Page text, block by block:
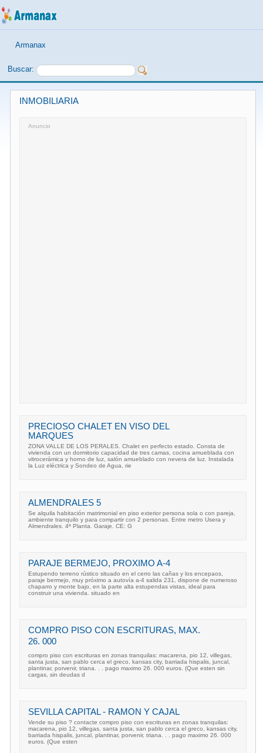
Armanax
Buscar:
INMOBILIARIA
Anuncio
PRECIOSO CHALET EN VISO DEL
MARQUES
ZONA VALLE DE LOS PERALES. Chalet en perfecto estado. Consta de
vivienda con un dormitorio capacidad de tres camas, cocina amueblada con
vitrocerámica y horno de luz, salón amueblado con nevera de luz. Instalada
la Luz eléctrica y Sondeo de Agua, rie
ALMENDRALES 5
Se alquila habitación matrimonial en piso exterior persona sola o con pareja,
ambiente tranquilo y para compartir con 2 personas. Entre metro Usera y
Almendrales. 4ª Planta. Garaje. CE: G
PARAJE BERMEJO, PROXIMO A-4
Estupendo terreno rústico situado en el cerro las cañas y los encepaos,
paraje bermejo, muy próximo a autovía a-4 salida 231, dispone de numeroso
chaparro y monte bajo, en la parte alta estupendas vistas, ideal para
construir una vivienda. situado en
COMPRO PISO CON ESCRITURAS, MAX.
26. 000 
compro piso con escrituras en zonas tranquilas: macarena, pio 12, villegas,
santa justa, san pablo cerca el greco, kansas city, barriada hispalis, juncal,
plantinar, porvenir, triana. . . pago maximo 26. 000 euros. (Que esten sin
cargas, sin deudas d
SEVILLA CAPITAL - RAMON Y CAJAL
Vende su piso ? contacte compro piso con escrituras en zonas tranquilas:
macarena, pio 12, villegas, santa justa, san pablo cerca el greco, kansas city,
barriada hispalis, juncal, plantinar, porvenir, triana. . . pago maximo 26. 000
euros. (Que esten